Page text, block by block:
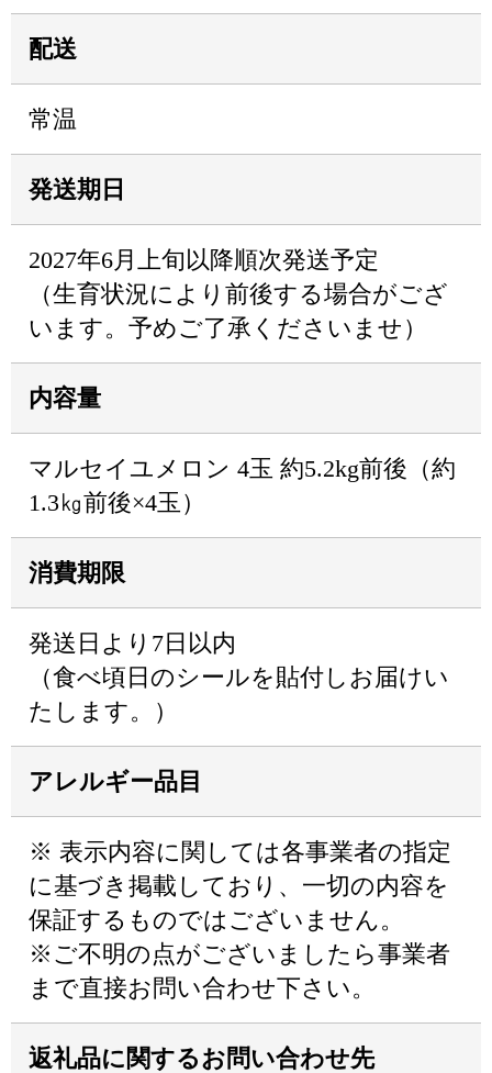
配送
常温
発送期日
2027年6月上旬以降順次発送予定
（生育状況により前後する場合がござ
います。予めご了承くださいませ）
内容量
マルセイユメロン 4玉 約5.2kg前後（約
1.3㎏前後×4玉）
消費期限
発送日より7日以内
（食べ頃日のシールを貼付しお届けい
たします。）
アレルギー品目
※ 表示内容に関しては各事業者の指定
に基づき掲載しており、一切の内容を
保証するものではございません。
※ご不明の点がございましたら事業者
まで直接お問い合わせ下さい。
返礼品に関するお問い合わせ先